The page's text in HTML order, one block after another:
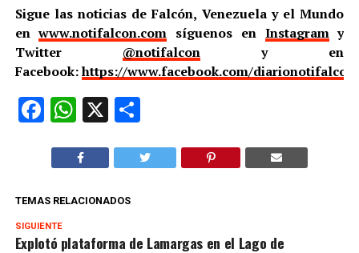
Sigue las noticias de Falcón, Venezuela y el Mundo
enwww.notifalcon.com síguenos en Instagramy
Twitter @notifalcony en
Facebook:https://www.facebook.com/
Facebook
WhatsApp
X Compartir
TEMAS RELACIONADOS
SIGUIENTE
Explotó plataforma de Lamargas en el Lago de